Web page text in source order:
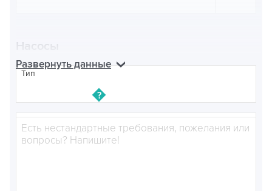
Насосы
Тип
Развернуть данные